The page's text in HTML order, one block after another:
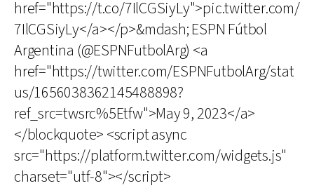
href="https://t.co/7IlCGSiyLy">pic.twitter.com/
7IlCGSiyLy</a></p>&mdash; ESPN Fútbol
Argentina (@ESPNFutbolArg) <a
href="https://twitter.com/ESPNFutbolArg/stat
us/1656038362145488898?
ref_src=twsrc%5Etfw">May 9, 2023</a>
</blockquote> <script async
src="https://platform.twitter.com/widgets.js"
charset="utf-8"></script>